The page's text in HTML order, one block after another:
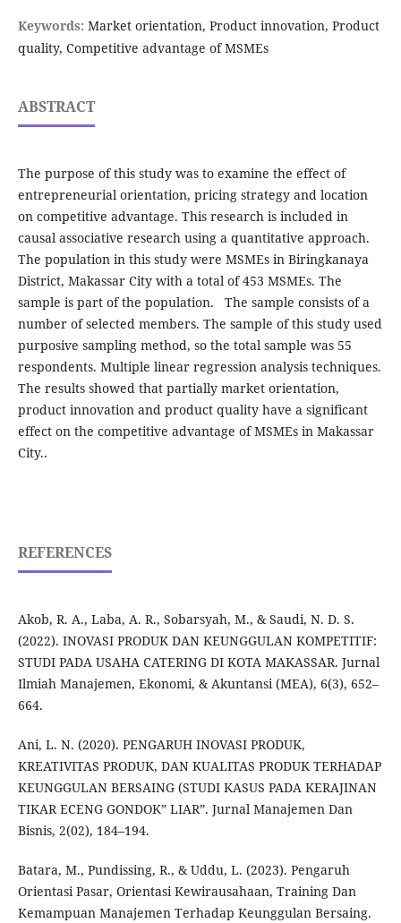
Keywords: Market orientation, Product innovation, Product
quality, Competitive advantage of MSMEs
ABSTRACT
The purpose of this study was to examine the effect of
entrepreneurial orientation, pricing strategy and location
on competitive advantage. This research is included in
causal associative research using a quantitative approach.
The population in this study were MSMEs in Biringkanaya
District, Makassar City with a total of 453 MSMEs. The
sample is part of the population. The sample consists of a
number of selected members. The sample of this study used
purposive sampling method, so the total sample was 55
respondents. Multiple linear regression analysis techniques.
The results showed that partially market orientation,
product innovation and product quality have a significant
effect on the competitive advantage of MSMEs in Makassar
City..
REFERENCES
Akob, R. A., Laba, A. R., Sobarsyah, M., & Saudi, N. D. S.
(2022). INOVASI PRODUK DAN KEUNGGULAN KOMPETITIF:
STUDI PADA USAHA CATERING DI KOTA MAKASSAR. Jurnal
Ilmiah Manajemen, Ekonomi, & Akuntansi (MEA), 6(3), 652–
664.
Ani, L. N. (2020). PENGARUH INOVASI PRODUK,
KREATIVITAS PRODUK, DAN KUALITAS PRODUK TERHADAP
KEUNGGULAN BERSAING (STUDI KASUS PADA KERAJINAN
TIKAR ECENG GONDOK” LIAR”. Jurnal Manajemen Dan
Bisnis, 2(02), 184–194.
Batara, M., Pundissing, R., & Uddu, L. (2023). Pengaruh
Orientasi Pasar, Orientasi Kewirausahaan, Training Dan
Kemampuan Manajemen Terhadap Keunggulan Bersaing.